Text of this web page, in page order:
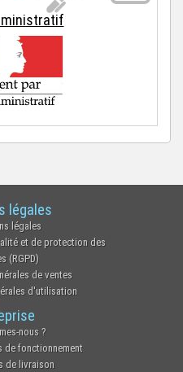
légales
légales
et de protection des
(RGPD)
de ventes
d'utilisation
nous ?
de fonctionnement
de livraison